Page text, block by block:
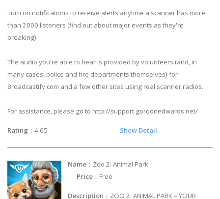
Turn on notifications to receive alerts anytime a scanner has more
than 2000 listeners (find out about major events as they're
breaking).
The audio you're able to hear is provided by volunteers (and, in
many cases, police and fire departments themselves) for
Broadcastify.com and a few other sites using real scanner radios.
For assistance, please go to http://support.gordonedwards.net/
Rating ：4.65 Show Detail
Name ：Zoo 2: Animal Park
Price ：Free
Description ：ZOO 2: ANIMAL PARK – YOUR